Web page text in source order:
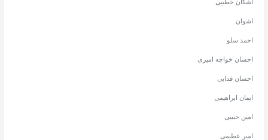
اشکان خطیبی
اشوان
احمد سلو
احسان خواجه امیری
احسان فدایی
ایمان ابراهیمی
امین حبیبی
امیر عظیمی